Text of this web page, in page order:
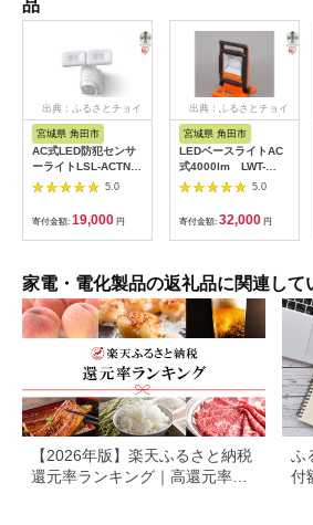
品
出典：ふるさとチョイ
宮城県 角田市
AC式LED防犯センサ
ーライトLSL-ACTN-
1200
5.0
寄付金額: 19,000 円
出典：ふるさとチョイ
宮城県 角田市
LEDベースライトAC
式4000lm LWT-
4000BA
5.0
寄付金額: 32,000 円
家電・電化製品の返礼品に関連して
【2026年版】楽天ふるさと納税
還元率ランキング｜高還元率返
ふ
付